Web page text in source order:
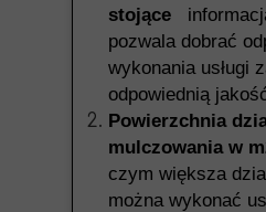
stojące
pozwala dobrać
wykonania usługi
odpowiednią
Powierzchnia
mulczowania w
czym większa
można wykonać